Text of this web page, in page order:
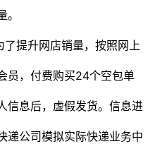
提升网店销量，按照网上
员，付费购买24个空包单
信息后，虚假发货。信息进
递公司模拟实际快递业务中